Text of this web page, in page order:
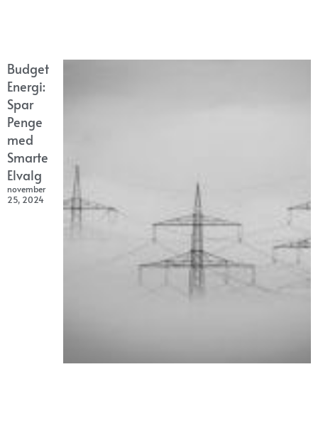
Budget
Energi:
Spar
Penge
med
Smarte
Elvalg
november
25, 2024